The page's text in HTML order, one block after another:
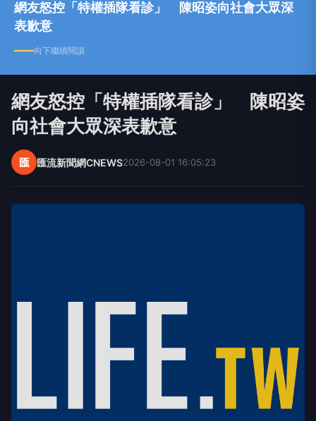
網友怒控「特權插隊看診」 陳昭姿向社會大眾深
表歉意
向下繼續閱讀
網友怒控「特權插隊看診」 陳昭姿
向社會大眾深表歉意
匯 匯流新聞網CNEWS2026-08-01 16:05:23